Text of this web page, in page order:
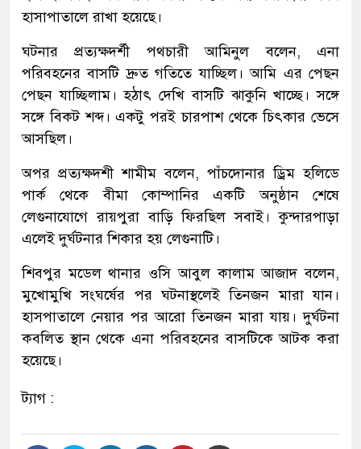
হাসাপাতালে রাখা হয়েছে।
ঘটনার প্রত্যক্ষদর্শী পথচারী আমিনুল বলেন, এনা
পরিবহনের বাসটি দ্রুত গতিতে যাচ্ছিল। আমি এর পেছন
পেছন যাচ্ছিলাম। হঠাৎ দেখি বাসটি ঝাকুনি খাচ্ছে। সঙ্গে
সঙ্গে বিকট শব্দ। একটু পরই চারপাশ থেকে চিৎকার ভেসে
আসছিল।
অপর প্রত্যক্ষদশী শামীম বলেন, পাঁচদোনার ড্রিম হলিডে
পার্ক থেকে বীমা কোম্পানির একটি অনুষ্ঠান শেষে
লেগুনাযোগে রায়পুরা বাড়ি ফিরছিল সবাই। কুন্দারপাড়া
এলেই দুর্ঘটনার শিকার হয় লেগুনাটি।
শিবপুর মডেল থানার ওসি আবুল কালাম আজাদ বলেন,
মুখোমুখি সংঘর্ষের পর ঘটনাস্থলেই তিনজন মারা যান।
হাসপাতালে নেয়ার পর আরো তিনজন মারা যায়। দুর্ঘটনা
কবলিত স্থান থেকে এনা পরিবহনের বাসটিকে আটক করা
হয়েছে।
ট্যাগ :